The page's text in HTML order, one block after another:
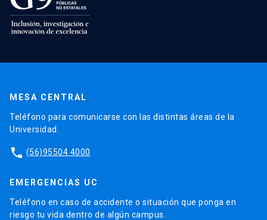
MESA CENTRAL
Teléfono para comunicarse con las distintas áreas de la
Universidad.
phone (56)95504 4000
EMERGENCIAS UC
Teléfono en caso de accidente o situación que ponga en
riesgo tu vida dentro de algún campus.